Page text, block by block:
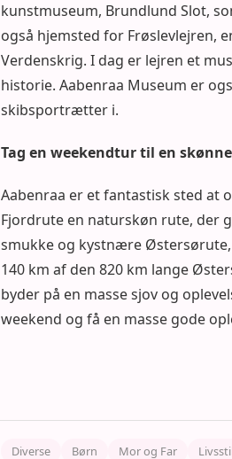
kunstmuseum, Brundlund Slot,
også hjemsted for Frøslevlejren,
Verdenskrig. I dag er lejren et
historie. Aabenraa Museum er
skibsportrætter i.
Tag en weekendtur til en
Aabenraa er et fantastisk sted at
Fjordrute en naturskøn rute, der
smukke og kystnære Østersørute,
140 km af den 820 km lange
byder på en masse sjov og
weekend og få en masse gode
Diverse Børn Mor og Far